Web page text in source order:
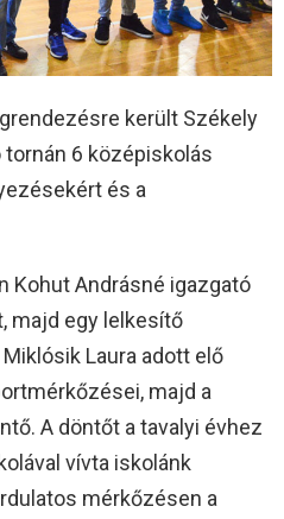
került Székely
tornán 6 középiskolás
és a
Kohut Andrásné igazgató
majd egy lelkesítő
Laura adott elő
majd a
A döntőt a tavalyi évhez
vívta iskolánk
mérkőzésen a